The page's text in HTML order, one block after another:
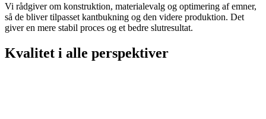
Vi rådgiver om konstruktion, materialevalg og optimering af emner,
så de bliver tilpasset kantbukning og den videre produktion. Det
giver en mere stabil proces og et bedre slutresultat.
Kvalitet i alle perspektiver